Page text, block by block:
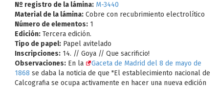
Nº registro de la lámina: M-3440
Material de la lámina: Cobre con recubrimiento electrolítico
Número de elementos: 1
Edición: Tercera edición.
Tipo de papel: Papel avitelado
Inscripciones: 14. // Goya // Que sacrificio!
Observaciones: En la
Gaceta de Madrid del 8 de mayo de
1868 se daba la noticia de que "El establecimiento nacional de
Calcografia se ocupa activamente en hacer una nueva edición